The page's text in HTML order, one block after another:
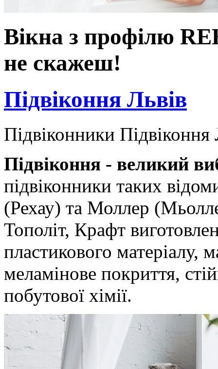
Вікна з профілю
не скажеш!
Підвіконня Львів
Підвіконники
Підвіконня - великий
підвіконники таких
(Рехау) та Моллер
Тополіт, Крафт
пластикового матеріалу,
меламінове покриття,
побутової хімії.